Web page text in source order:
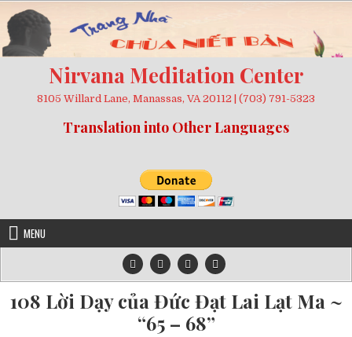
to
content
Nirvana Meditation Center
8105 Willard Lane, Manassas, VA 20112 | (703) 791-5323
Translation into Other Languages
MENU
108 Lời Dạy của Đức Đạt Lai Lạt Ma ~
“65 – 68”